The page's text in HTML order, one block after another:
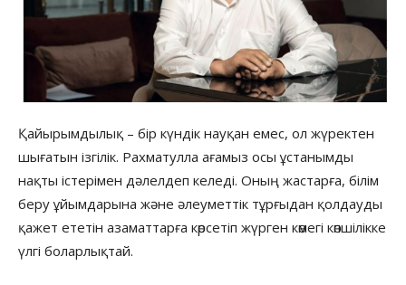
Қайырымдылық – бір күндік науқан емес, ол жүректен
шығатын ізгілік. Рахматулла ағамыз осы ұстанымды
нақты істерімен дәлелдеп келеді. Оның жастарға, білім
беру ұйымдарына және әлеуметтік тұрғыдан қолдауды
қажет ететін азаматтарға көрсетіп жүрген көмегі көпшілікке
үлгі боларлықтай.